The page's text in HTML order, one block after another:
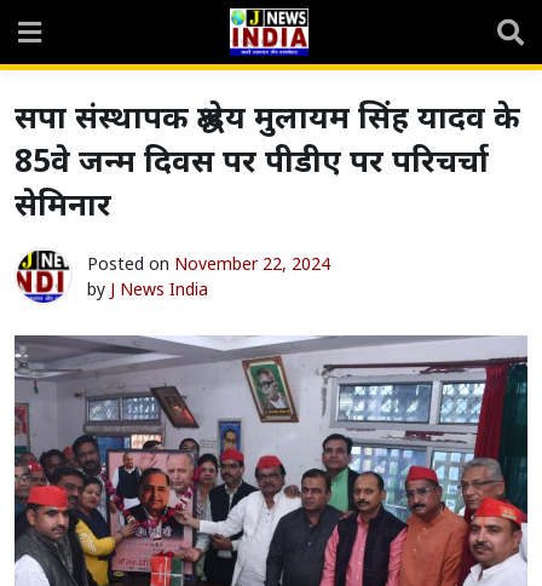
content
सपा संस्थापक श्रद्धेय मुलायम सिंह यादव के
85वे जन्म दिवस पर पीडीए पर परिचर्चा
सेमिनार
Posted on November 22, 2024
by J News India